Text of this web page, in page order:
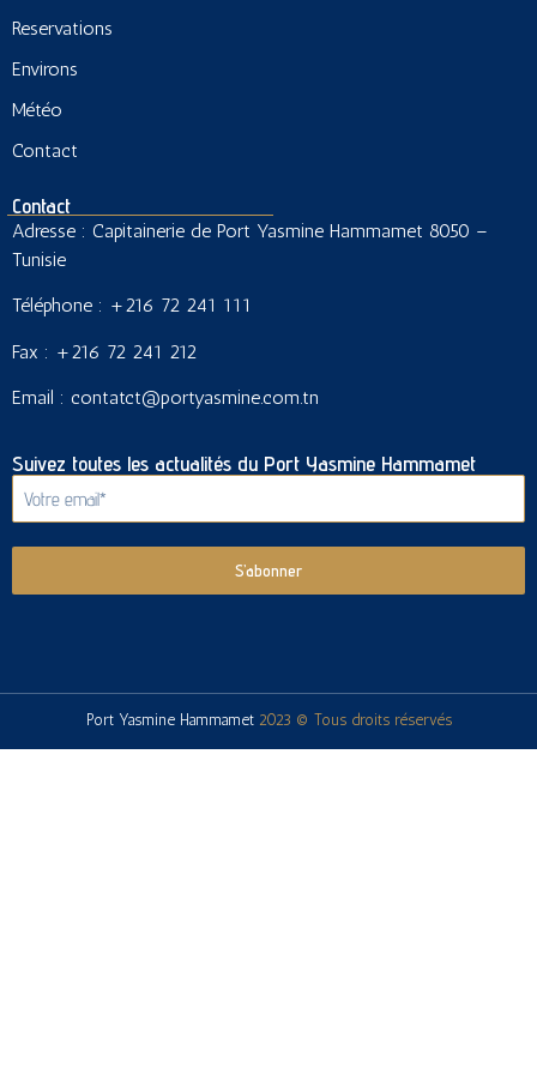
Reservations
Environs
Météo
Contact
Contact
Adresse : Capitainerie de Port Yasmine Hammamet 8050 –
Tunisie
Téléphone : +216 72 241 111
Fax : +216 72 241 212
Email : contatct@portyasmine.com.tn
Suivez toutes les actualités du Port Yasmine Hammamet
S’abonner
Port Yasmine Hammamet 2023 © Tous droits réservés